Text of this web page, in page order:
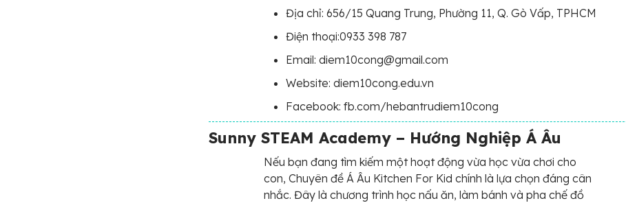
Địa chỉ: 656/15 Quang Trung, Phường 11, Q. Gò Vấp, TPHCM
Điện thoại:0933 398 787
Email: diem10cong@gmail.com
Website: diem10cong.edu.vn
Facebook: fb.com/hebantrudiem10cong
Sunny STEAM Academy – Hướng Nghiệp Á Âu
Nếu bạn đang tìm kiếm một hoạt động vừa học vừa chơi cho
con, Chuyên đề Á Âu Kitchen For Kid chính là lựa chọn đáng cân
nhắc. Đây là chương trình học nấu ăn, làm bánh và pha chế đồ